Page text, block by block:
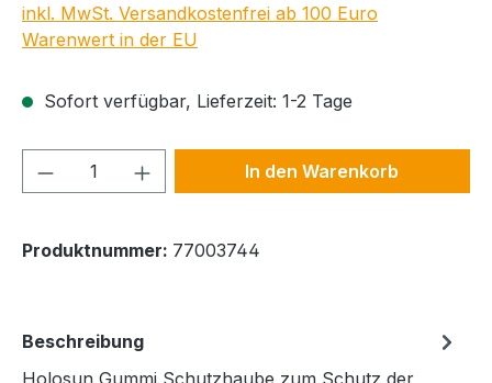
inkl. MwSt. Versandkostenfrei ab 100 Euro
Warenwert in der EU
Sofort verfügbar, Lieferzeit: 1-2 Tage
Produkt Anzahl: Gib denIn den Warenkorb
Produktnummer: 77003744
Beschreibung